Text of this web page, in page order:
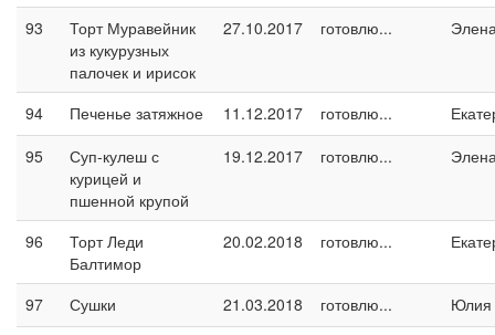
93
Торт Муравейник
из кукурузных
палочек и ирисок
27.10.2017 готовлю...
94 Печенье затяжное 11.12.2017 готовлю...
95
Суп-кулеш с
курицей и
пшенной крупой
19.12.2017 готовлю...
96
Торт Леди
Балтимор
20.02.2018 готовлю...
97 Сушки 21.03.2018 готовлю...
Юлия